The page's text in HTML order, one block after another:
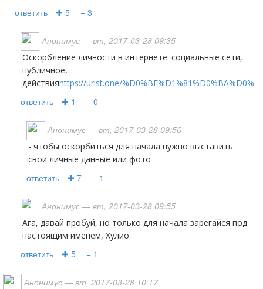
ответить ✚ 5 − 3
Анонимус — вт, 2017-03-28 09:35
Оскорбление личности в интернете: социальные сети,
публичное,
действияhttps://urist.one/
ответить ✚ 1 − 0
Анонимус — вт, 2017-03-28 09:56
- чтобы оскорбиться для начала нужно выставить
свои личные данные или фото
ответить ✚ 7 − 1
Анонимус — вт, 2017-03-28 09:55
Ага, давай пробуй, но только для начала зарегайся под
настоящим именем, Хулио.
ответить ✚ 5 − 1
Анонимус — вт, 2017-03-28 10:17